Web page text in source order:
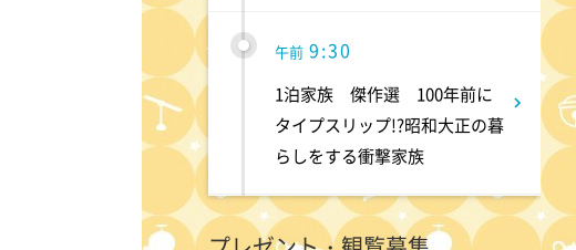
午前 9:30
1泊家族 傑作選 100年前に
タイプスリップ!?昭和大正の暮
らしをする衝撃家族
午前 9:55